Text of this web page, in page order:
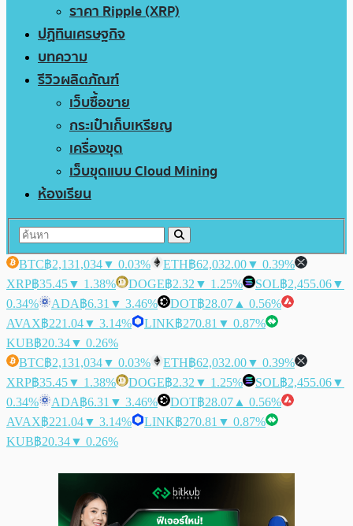
ราคา Ripple (XRP)
ปฏิทินเศรษฐกิจ
บทความ
รีวิวผลิตภัณฑ์
เว็บซื้อขาย
กระเป๋าเก็บเหรียญ
เครื่องขุด
เว็บขุดแบบ Cloud Mining
ห้องเรียน
BTC฿2,131,034▼ 0.03% ETH฿62,032.00▼ 0.39%
XRP฿35.45▼ 1.38% DOGE฿2.32 ▼ 1.25% SOL฿2,455.06▼
0.34%
ADA฿6.31 ▼ 3.46% DOT฿28.07 ▲ 0.56%
AVAX฿221.04▼ 3.14% LINK฿270.81 ▼ 0.87%
KUB฿20.34▼ 0.26%
BTC฿2,131,034▼ 0.03% ETH฿62,032.00▼ 0.39%
XRP฿35.45▼ 1.38% DOGE฿2.32 ▼ 1.25% SOL฿2,455.06▼
0.34%
ADA฿6.31 ▼ 3.46% DOT฿28.07 ▲ 0.56%
AVAX฿221.04▼ 3.14% LINK฿270.81 ▼ 0.87%
KUB฿20.34▼ 0.26%